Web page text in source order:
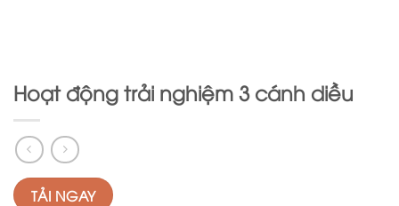
Hoạt động trải nghiệm 3 cánh diều
TẢI NGAY